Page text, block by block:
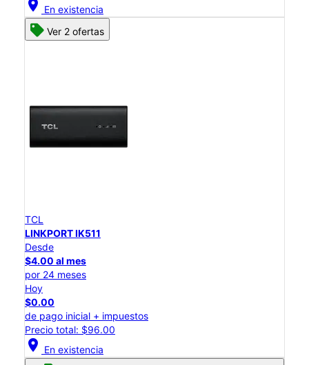
location_on En existencia
Ver 2 ofertas
TCL
LINKPORT IK511
Desde
$4.00 al mes
por 24 meses
Hoy
$0.00
de pago inicial + impuestos
Precio total: $96.00
location_on En existencia